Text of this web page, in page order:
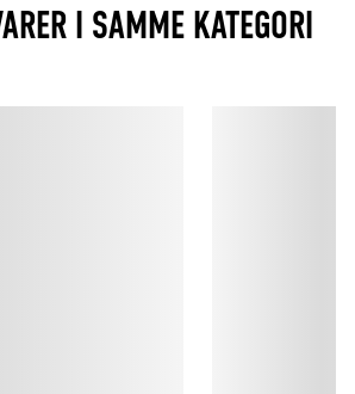
I SAMME KATEGORI